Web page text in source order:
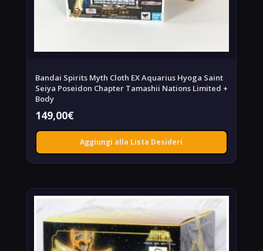
Bandai Spirits Myth Cloth EX Aquarius Hyoga Saint
Seiya Poseidon Chapter Tamashii Nations Limited +
Body
149,00€
Aggiungi alla Lista Desideri